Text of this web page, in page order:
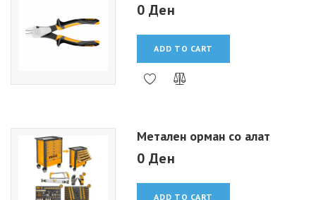
0 Ден
ADD TO CART
Метален орман со алат
0 Ден
ADD TO CART